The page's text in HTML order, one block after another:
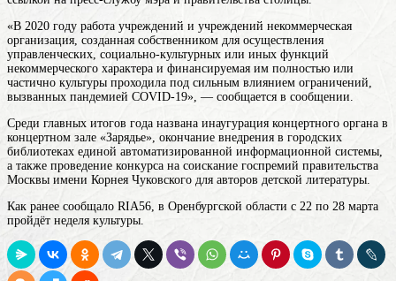
«В 2020 году работа учреждений и учреждений некоммерческая
организация, созданная собственником для осуществления
управленческих, социально-культурных или иных функций
некоммерческого характера и финансируемая им полностью или
частично культуры проходила под сильным влиянием ограничений,
вызванных пандемией COVID-19», — сообщается в сообщении.
Среди главных итогов года названа инаугурация концертного органа в
концертном зале «Зарядье», окончание внедрения в городских
библиотеках единой автоматизированной информационной системы,
а также проведение конкурса на соискание госпремий правительства
Москвы имени Корнея Чуковского для авторов детской литературы.
Как ранее сообщало RIA56, в Оренбургской области с 22 по 28 марта
пройдёт неделя культуры.